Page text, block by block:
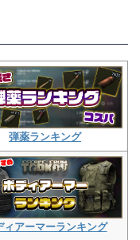
弾薬ランキング
ィアーマーランキング